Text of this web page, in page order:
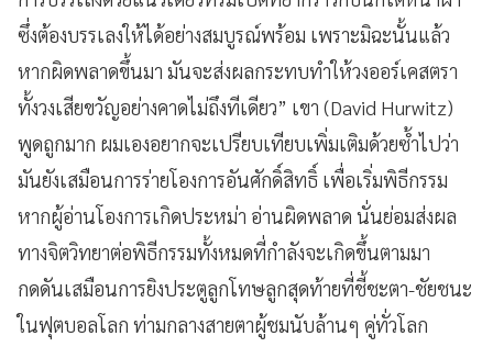
ซึ่งต้องบรรเลงให้ได้อย่างสมบูรณ์พร้อม เพราะมิฉะนั้นแล้ว
หากผิดพลาดขึ้นมา มันจะส่งผลกระทบทำให้วงออร์เคสตรา
ทั้งวงเสียขวัญอย่างคาดไม่ถึงทีเดียว” เขา (David Hurwitz)
พูดถูกมาก ผมเองอยากจะเปรียบเทียบเพิ่มเติมด้วยซ้ำไปว่า
มันยังเสมือนการร่ายโองการอันศักดิ์สิทธิ์ เพื่อเริ่มพิธีกรรม
หากผู้อ่านโองการเกิดประหม่า อ่านผิดพลาด นั่นย่อมส่งผล
ทางจิตวิทยาต่อพิธีกรรมทั้งหมดที่กำลังจะเกิดขึ้นตามมา
กดดันเสมือนการยิงประตูลูกโทษลูกสุดท้ายที่ชี้ชะตา-ชัยชนะ
ในฟุตบอลโลก ท่ามกลางสายตาผู้ชมนับล้านๆ คู่ทั่วโลก